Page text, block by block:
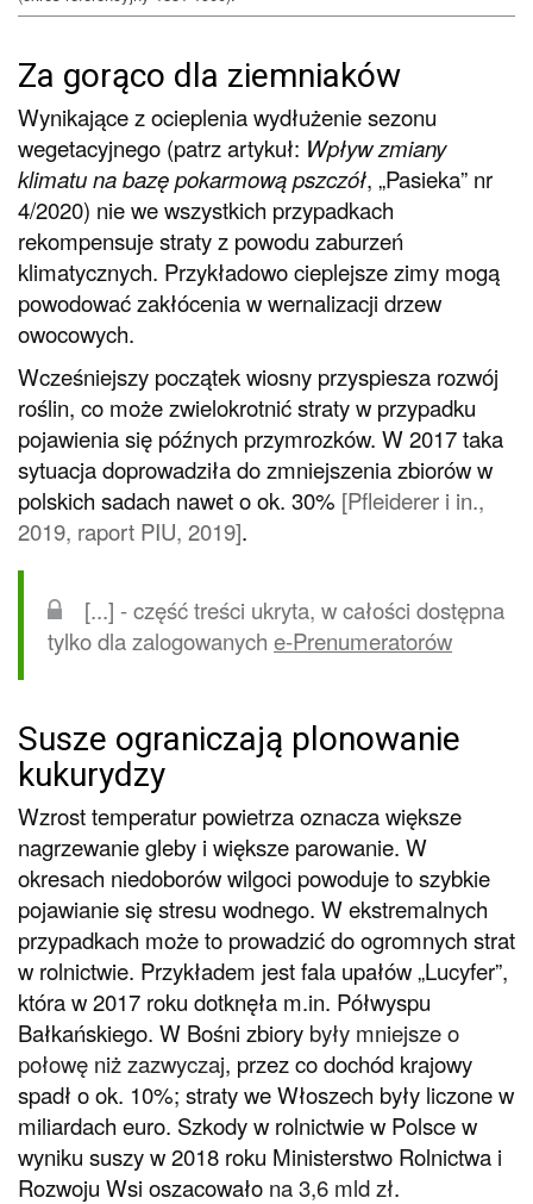
Za gorąco dla ziemniaków
Wynikające z ocieplenia wydłużenie sezonu
wegetacyjnego (patrz artykuł: Wpływ zmiany
klimatu na bazę pokarmową pszczół, „Pasieka” nr
4/2020) nie we wszystkich przypadkach
rekompensuje straty z powodu zaburzeń
klimatycznych. Przykładowo cieplejsze zimy mogą
powodować zakłócenia w wernalizacji drzew
owocowych.
Wcześniejszy początek wiosny przyspiesza rozwój
roślin, co może zwielokrotnić straty w przypadku
pojawienia się późnych przymrozków. W 2017 taka
sytuacja doprowadziła do zmniejszenia zbiorów w
polskich sadach nawet o ok. 30% [Pfleiderer i in.,
2019, raport PIU, 2019].
[...] - część treści ukryta, w całości dostępna
tylko dla zalogowanych e-Prenumeratorów
Susze ograniczają plonowanie
kukurydzy
Wzrost temperatur powietrza oznacza większe
nagrzewanie gleby i większe parowanie. W
okresach niedoborów wilgoci powoduje to szybkie
pojawianie się stresu wodnego. W ekstremalnych
przypadkach może to prowadzić do ogromnych strat
w rolnictwie. Przykładem jest fala upałów „Lucyfer”,
która w 2017 roku dotknęła m.in. Półwyspu
Bałkańskiego. W Bośni zbiory były mniejsze o
połowę niż zazwyczaj, przez co dochód krajowy
spadł o ok. 10%; straty we Włoszech były liczone w
miliardach euro. Szkody w rolnictwie w Polsce w
wyniku suszy w 2018 roku Ministerstwo Rolnictwa i
Rozwoju Wsi oszacowało na 3,6 mld zł.